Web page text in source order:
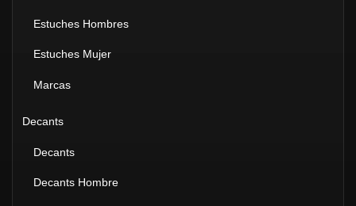
Estuches Hombres
Estuches Mujer
Marcas
Decants
Decants
Decants Hombre